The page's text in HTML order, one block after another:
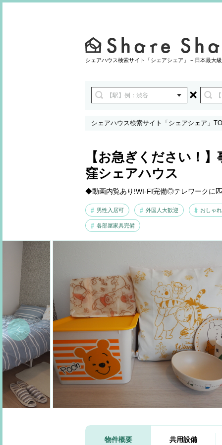
シェアハウス検索サイト「シェアシェア」 − 日本最大
シェアハウス検索サイト「シェアシェア」
【お急ぎください！
窪シェアハウス
◆動画内覧あり!WI-FI完備◎テレワークに
男性入居可 外国人大歓迎 おしゃ
各部屋家具完備
物件概要 共用設備